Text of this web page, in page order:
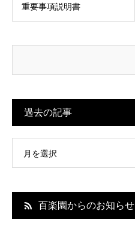
重要事項説明書
過去の記事
月を選択
百楽園からのお知らせ